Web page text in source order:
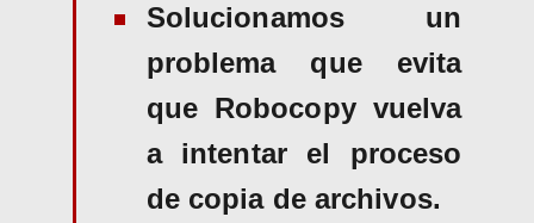
Solucionamos un
problema que evita
que Robocopy vuelva
a intentar el proceso
de copia de archivos.